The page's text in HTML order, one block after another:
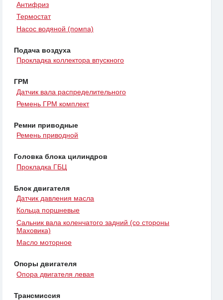
Антифриз
Термостат
Насос водяной (помпа)
Подача воздуха
Прокладка коллектора впускного
ГРМ
Датчик вала распределительного
Ремень ГРМ комплект
Ремни приводные
Ремень приводной
Головка блока цилиндров
Прокладка ГБЦ
Блок двигателя
Датчик давления масла
Кольца поршневые
Сальник вала коленчатого задний (со стороны
Маховика)
Масло моторное
Опоры двигателя
Опора двигателя левая
Трансмиссия